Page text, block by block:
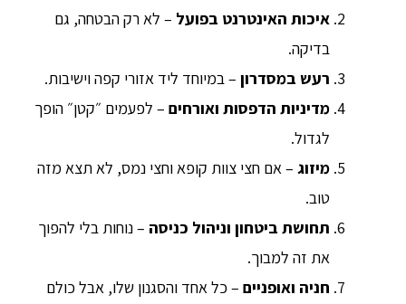
איכות האינטרנט בפועל – לא רק הבטחה, גם
בדיקה.
רעש במסדרון – במיוחד ליד אזורי קפה וישיבות.
מדיניות הדפסות ואורחים – לפעמים ״קטן״ הופך
לגדול.
מיזוג – אם חצי צוות קופא וחצי נמס, לא תצא מזה
טוב.
תחושת ביטחון וניהול כניסה – נוחות בלי להפוך
את זה למבוך.
חניה ואופניים – כל אחד והסגנון שלו, אבל כולם